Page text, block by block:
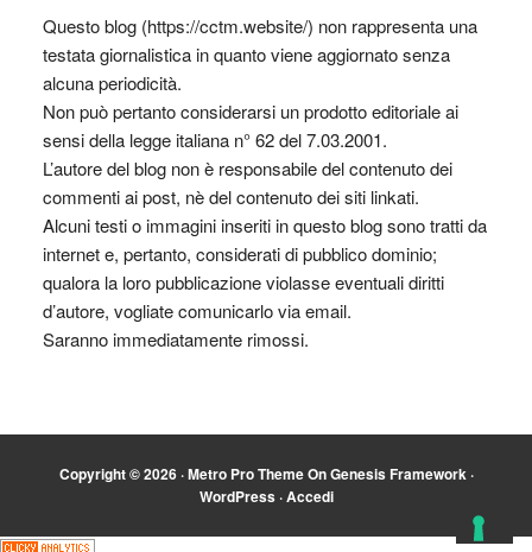
Questo blog (https://cctm.website/) non rappresenta una
testata giornalistica in quanto viene aggiornato senza
alcuna periodicità.
Non può pertanto considerarsi un prodotto editoriale ai
sensi della legge italiana n° 62 del 7.03.2001.
L’autore del blog non è responsabile del contenuto dei
commenti ai post, nè del contenuto dei siti linkati.
Alcuni testi o immagini inseriti in questo blog sono tratti da
internet e, pertanto, considerati di pubblico dominio;
qualora la loro pubblicazione violasse eventuali diritti
d’autore, vogliate comunicarlo via email.
Saranno immediatamente rimossi.
Copyright © 2026 ·Metro Pro ThemeOnGenesis Framework·
WordPress·Accedi